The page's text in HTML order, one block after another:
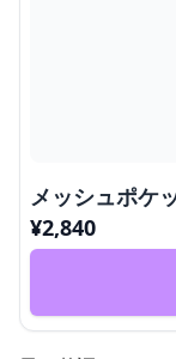
メッシュポケ
¥2,840